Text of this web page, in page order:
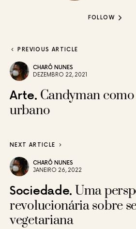
FOLLOW
PREVIOUS ARTICLE
CHARÔ NUNES
DEZEMBRO 22, 2021
Arte Candyman
urbano
NEXT ARTICLE
CHARÔ NUNES
JANEIRO 26, 2022
Sociedade Uma
revolucionária sobre
vegetariana